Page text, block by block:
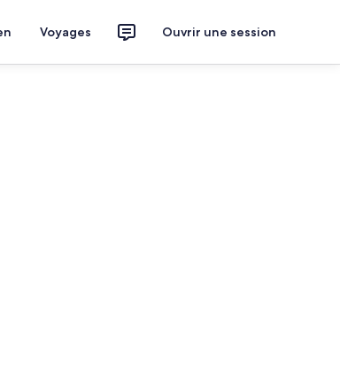
Voyages Ouvrir une session